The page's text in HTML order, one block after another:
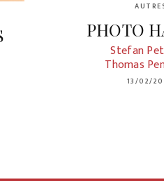
PHOTO
Stefan
Thomas
13/02/